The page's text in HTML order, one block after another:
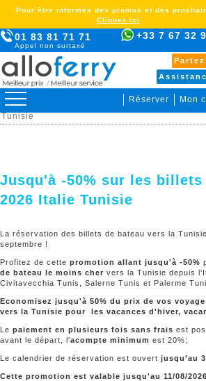
01 83 81 71 71
Appel non surtaxé
+33 7 67 32
Réserver Mon
Pour être informés des promos et des
Cliquez ici
> Promotions > Jusqu'à -50% sur les billets
Tunisie
Jusqu'à -50% sur les billets
2026 Italie Tunisie
La réservation des billets de bateau vers la
septembre !
Profitez de cette promotion allant jusqu'à -50%
de bateau le moins cher vers la Tunisie depuis
Civitavecchia Tunis, Salerne Tunis et Palerme
Economisez jusqu'à 50% du prix de vos
vers la Tunisie pour les vacances d'hiver,
Le paiement en plusieurs fois sans frais est
avant le départ, l'acompte minimum est 20%;
Le calendrier de réservation est ouvert jusqu’au
Cette promotion est valable jusqu'au 11/08/